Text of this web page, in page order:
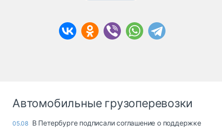
Автомобильные грузоперевозки
05.08 В Петербурге подписали соглашение о поддержке